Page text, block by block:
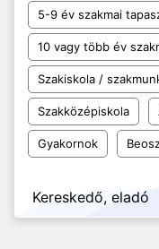
5-9 év szakmai
10 vagy több év
Szakiskola /
Szakközépiskola
Gyakornok
Kereskedő, eladó